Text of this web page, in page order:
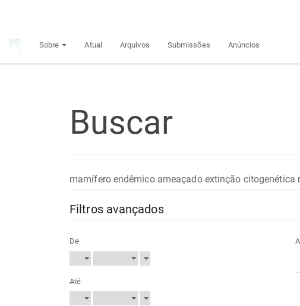
principal
Sobre Atual Arquivos Submissões Anúncios
Buscar
Pesquisar
termo
Filtros avançados
De
Até